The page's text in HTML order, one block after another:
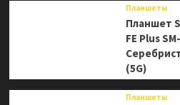
Планшеты
Планшет
FE Plus
(5G)
Планшеты